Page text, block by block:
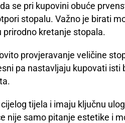
se pri kupovini obuće
stopalu. Važno je birati
kretanje stopala.
provjeravanje veličine
pa nastavljaju kupovati
tijela i imaju ključnu
nije samo pitanje estetike i